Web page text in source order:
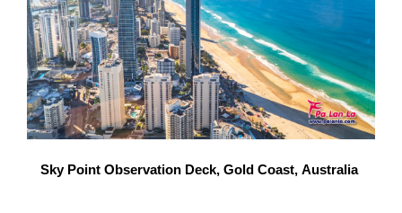
Sky Point Observation Deck, Gold Coast, Australia